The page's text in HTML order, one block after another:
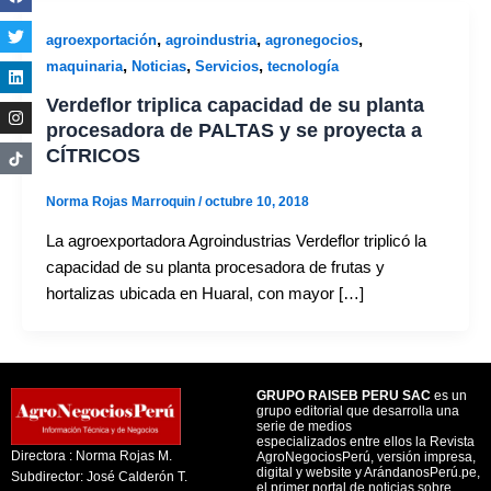
agroexportación, agroindustria, agronegocios,
maquinaria, Noticias, Servicios, tecnología
Verdeflor triplica capacidad de su planta
procesadora de PALTAS y se proyecta a
CÍTRICOS
Norma Rojas Marroquin /octubre 10, 2018
La agroexportadora Agroindustrias Verdeflor triplicó la
capacidad de su planta procesadora de frutas y
hortalizas ubicada en Huaral, con mayor […]
Directora : Norma Rojas M.
Subdirector: José Calderón T.
GRUPO RAISEB PERU SAC es un
grupo editorial que desarrolla una
serie de medios
especializados entre ellos la Revista
AgroNegociosPerú, versión impresa,
digital y website y ArándanosPerú.pe,
el primer portal de noticias sobre